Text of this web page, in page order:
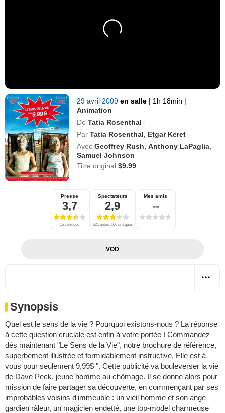
29 avril 2009en salle | 1h 18min |
Animation
De Tatia Rosenthal |
Par Tatia Rosenthal
Etgar Keret
Avec Geoffrey Rush ,Anthony LaPaglia
Samuel Johnson
Titre original$9.99
Presse
3,7
15 critiques
Spectateurs
2,9
621 notes, 106 critiques
Mes amis
--
VOD
Synopsis
Quel est le sens de la vie ? Pourquoi existons-nous ? La réponse
à cette question cruciale est enfin à votre portée ! Commandez
dès maintenant "Le Sens de la Vie", notre brochure de référence,
superbement illustrée et formidablement instructive. Elle est à
vous pour seulement 9,99$ ". Cette publicité va bouleverser la vie
de Dave Peck, jeune homme au chômage. Il se donne alors pour
mission de faire partager sa découverte, en commençant par ses
improbables voisins d'immeuble : un vieil homme et son ange
gardien râleur, un magicien endetté, une top-model charmeuse